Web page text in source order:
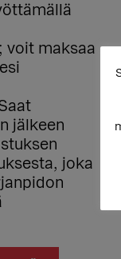
voit maksaa
jälkeen
joka